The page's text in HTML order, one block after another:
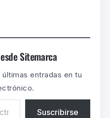
Sitemarca
entradas en tu
Suscribirse